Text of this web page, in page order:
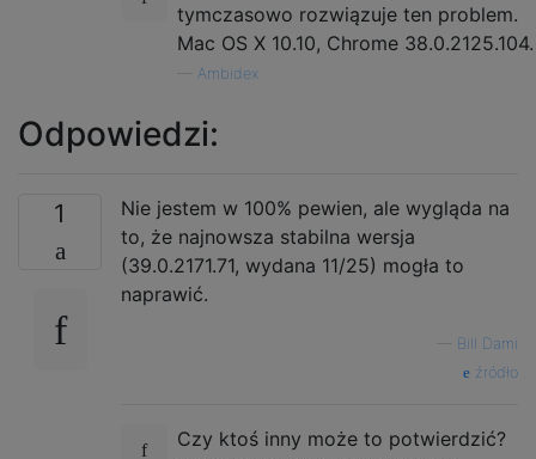
tymczasowo rozwiązuje ten problem.
Mac OS X 10.10, Chrome 38.0.2125.104.
Ambidex
Odpowiedzi:
1
Nie jestem w 100% pewien, ale wygląda na
to, że najnowsza stabilna wersja
(39.0.2171.71, wydana 11/25) mogła to
naprawić.
Bill Dami
źródło
Czy ktoś inny może to potwierdzić?